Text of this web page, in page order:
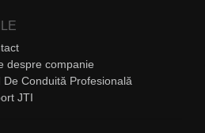
despre companie
De Conduită Profesională
JTI